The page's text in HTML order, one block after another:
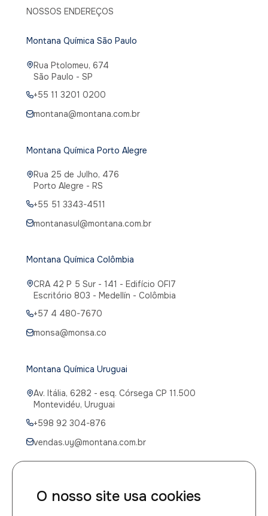
O nosso site usa cookies
NOSSOS ENDEREÇOS
Montana Química São Paulo
Rua Ptolomeu, 674
São Paulo - SP
+55 11 3201 0200
montana@montana.com.br
Montana Química Porto Alegre
Rua 25 de Julho, 476
Porto Alegre - RS
+55 51 3343-4511
montanasul@montana.com.br
Montana Química Colômbia
CRA 42 P 5 Sur - 141 - Edifício OFI7
Escritório 803 - Medellín - Colômbia
+57 4 480-7670
monsa@monsa.co
Montana Química Uruguai
Av. Itália, 6282 - esq. Córsega CP 11.500
Montevidéu, Uruguai
+598 92 304-876
vendas.uy@montana.com.br
CANAIS DE ATENDIMENTO